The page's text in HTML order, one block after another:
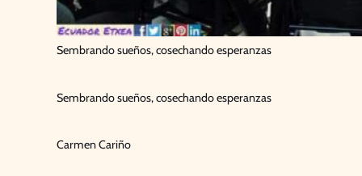
Sembrando sueños, cosechando esperanzas
Sembrando sueños, cosechando esperanzas
Carmen Cariño